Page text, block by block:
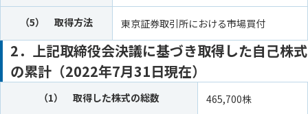
（5） 取得方法 東京証券取引所における市場買付
2．上記取締役会決議に基づき取得した自己株式
の累計（2022年7月31日現在）
（1） 取得した株式の総数 465,700株